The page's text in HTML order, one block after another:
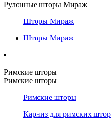
Рулонные шторы Мираж
Шторы Мираж
Шторы Мираж
Римские шторы
Римские шторы
Римские шторы
Карниз для римских штор